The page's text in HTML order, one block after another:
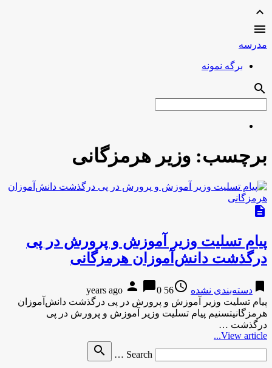
expand_less

مدرسه
برگه نمونه
search
برچسب: وزیر هرمزگانی
description
پیام تسلیت وزیر آموزش و پرورش در پی
درگذشت دانش‌آموزان هرمزگانی
bookmark دسته‌بندی نشده access_time
56 years ago
person chat_bubble0
پیام تسلیت وزیر آموزش و پرورش در پی درگذشت دانش‌آموزان
هرمزگانیتسنیم پیام تسلیت وزیر آموزش و پرورش در پی
درگذشت …
View article...
Search …
search